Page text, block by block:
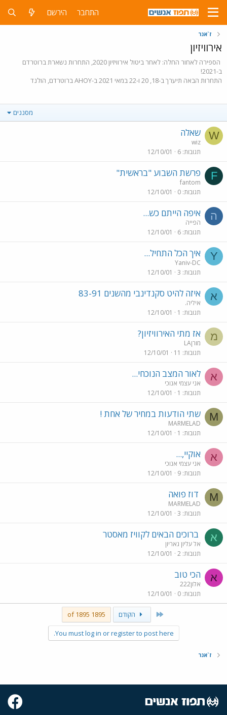
התחבר הירשם
ז`אנר
אירוויזיון
הספירה לאחור החלה: לאחר ביטול אירוויזיון 2020, התחרות נשארת ברוטרדם
ב-2021!
התחרות הבאה תיערך ב-18, 20 ו-22 במאי 2021 ב-AHOY ברוטרדם, הולנד
מסננים
W שאלה
wiz
תגובות 6
12/10/01
F פרשת השבוע "בראשית"
fantom
תגובות 0
12/10/01
ה איפה הייתם כש...
הפייה
תגובות 6
12/10/01
Y איך הכל התחיל...
Yaniv-DC
תגובות 3
12/10/01
א איזה להיט סקנדינבי מהשנים 83-91
איליה.
תגובות 1
12/10/01
מ אז מתי האירוויזיון?
מורןLA
תגובות 11
12/10/01
א לאור המצב הנוכחי...
אני עצמי אנוכי
תגובות 1
12/10/01
M שתי הודעות במחיר של אחת !
MARMELAD
תגובות 1
12/10/01
א אוקיי,...
אני עצמי אנוכי
תגובות 9
12/10/01
M דוז פואה
MARMELAD
תגובות 3
12/10/01
א ברוכים הבאים לקוויז מאסטר
אל עליון גאריון
תגובות 2
12/10/01
א הכי טוב
אלון222
תגובות 0
12/10/01
First הקודם 1895 of 1895
You must log in or register to post here.
ז`אנר